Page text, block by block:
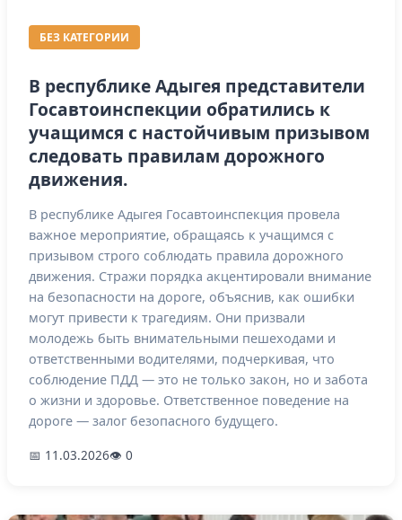
БЕЗ КАТЕГОРИИ
В республике Адыгея представители
Госавтоинспекции обратились к
учащимся с настойчивым призывом
следовать правилам дорожного
движения.
В республике Адыгея Госавтоинспекция провела
важное мероприятие, обращаясь к учащимся с
призывом строго соблюдать правила дорожного
движения. Стражи порядка акцентировали внимание
на безопасности на дороге, объяснив, как ошибки
могут привести к трагедиям. Они призвали
молодежь быть внимательными пешеходами и
ответственными водителями, подчеркивая, что
соблюдение ПДД — это не только закон, но и забота
о жизни и здоровье. Ответственное поведение на
дороге — залог безопасного будущего.
📅 11.03.2026👁 0